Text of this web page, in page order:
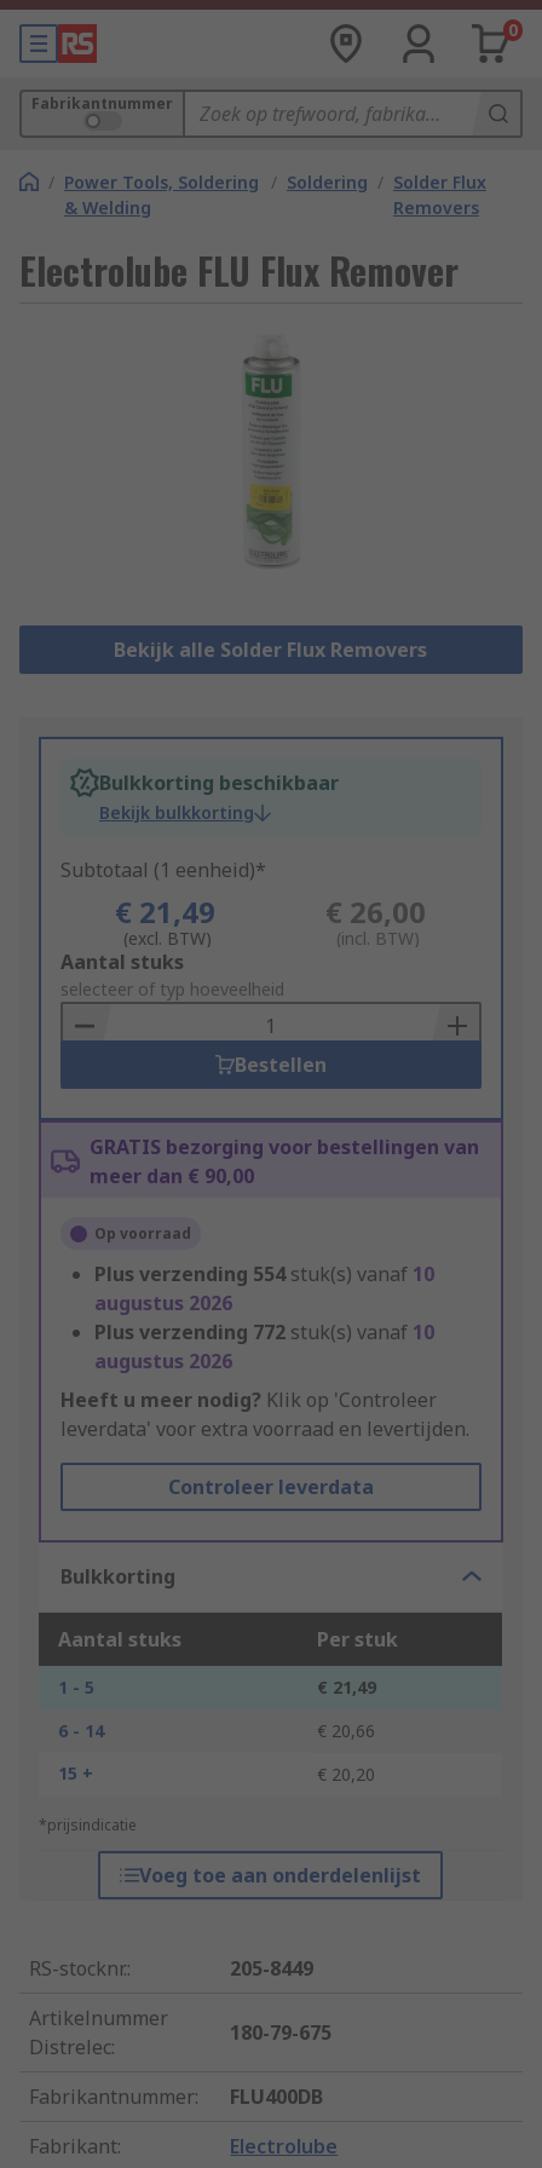
0
Fabrikantnummer
/ Power Tools, Soldering
& Welding
/ Soldering / Solder Flux
Removers
Electrolube FLU Flux Remover
Bekijk alle Solder Flux Removers
Bulkkorting beschikbaar
Bekijk bulkkorting
Subtotaal (1 eenheid)*
€ 21,49
(excl. BTW)
€ 26,00
(incl. BTW)
Add
to
Basket
Aantal stuks
selecteer of typ hoeveelheid
Bestellen
GRATIS bezorging voor bestellingen van
meer dan € 90,00
Op voorraad
Plus verzending 554stuk(s) vanaf 10
augustus 2026
Plus verzending 772 stuk(s) vanaf 10
augustus 2026
Heeft u meer nodig? Klik op 'Controleer
leverdata' voor extra voorraad en levertijden.
Controleer leverdata
Bulkkorting
Aantal stuks Per stuk
1 - 5
€ 21,49
6 - 14
€ 20,66
15 +
€ 20,20
*prijsindicatie
Voeg toe aan onderdelenlijst
RS-stocknr.:
205-8449
Artikelnummer
Distrelec:
180-79-675
Fabrikantnummer:
FLU400DB
Fabrikant: Electrolube